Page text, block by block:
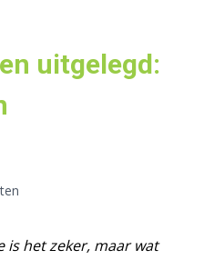
uitgelegd:
is het zeker, maar wat